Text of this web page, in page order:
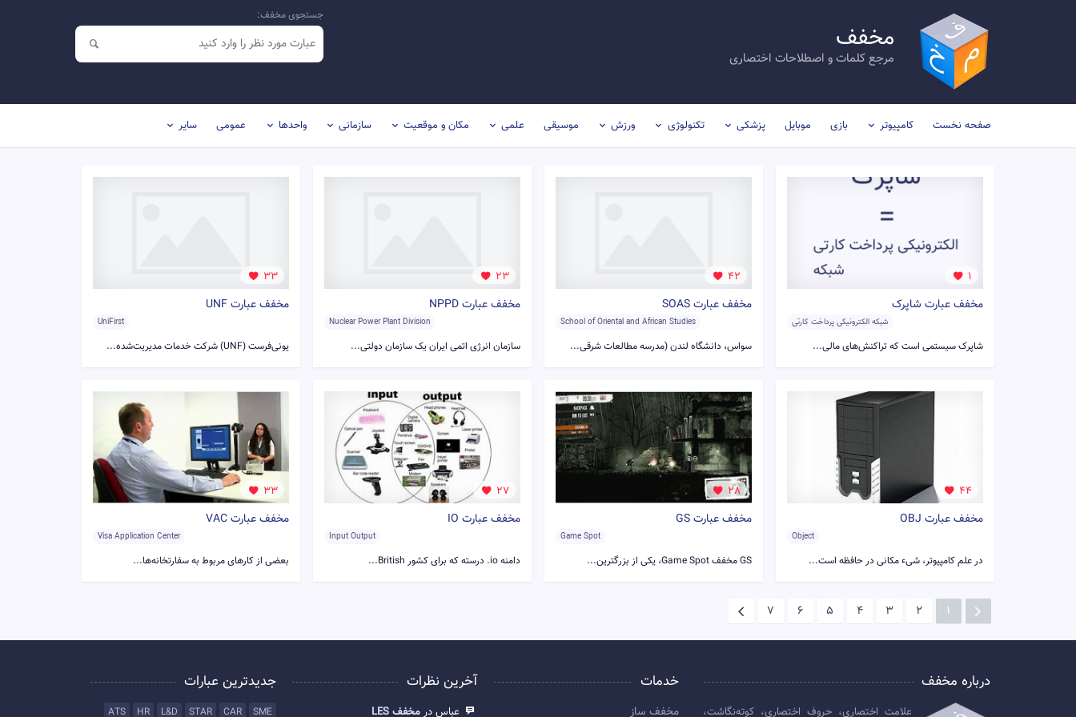
مخفف
مرجع کلمات و اصطلاحات اختصاری
جستجوی مخفف:
صفحه نخست کامپیوتر بازی موبایل پزشکی تکنولوژی ورزش موسیقی علمی مکان و موقعیت سازمانی واحدها عمومی سایر
1
مخفف عبارت شاپرک
شبکه الکترونیکی پرداخت کارتی
شاپرک سیستمی است که تراکنش‌های مالی...
42
مخفف عبارت SOAS
School of Oriental and African Studies
سواس، دانشگاه لندن (مدرسه مطالعات شرقی...
23
مخفف عبارت NPPD
Nuclear Power Plant Division
سازمان انرژی اتمی ایران یک سازمان دولتی...
33
مخفف عبارت UNF
UniFirst
یونی‌فرست (UNF) شرکت خدمات مدیریت‌شده...
44
مخفف عبارت OBJ
Object
در علم کامپیوتر، شیء مکانی در حافظه است...
28
مخفف عبارت GS
Game Spot
GS مخفف Game Spot، یکی از بزرگترین...
27
مخفف عبارت IO
Input Output
دامنه io. درسته که برای کشور British...
33
مخفف عبارت VAC
Visa Application Center
بعضی از کارهای مربوط به سفارتخانه‌ها...
1
2
3
4
5
6
7
درباره مخفف
علامت اختصاری، حروف اختصاری، کوته‌نگاشت،
خدمات
مخفف ساز
آخرین نظرات
عباس در مخفف LES
جدیدترین عبارات
SME
CAR
STAR
L&D
HR
ATS